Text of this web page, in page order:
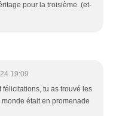
pour la troisième. (et-
19:09
tu as trouvé les
était en promenade